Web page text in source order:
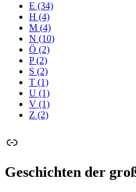
E (34)
H (4)
M (4)
N (10)
Ö (2)
P(2)
S (2)
T (1)
U (1)
V (1)
Z (2)
Link
Geschichten der